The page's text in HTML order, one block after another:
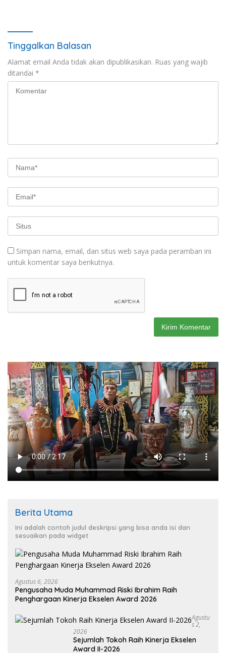
Tinggalkan Balasan
Alamat email Anda tidak akan dipublikasikan. Ruas yang wajib
ditandai *
Simpan nama, email, dan situs web saya pada peramban ini
untuk komentar saya berikutnya.
Berita Utama
Ini adalah contoh judul deskripsi yang bisa anda isi dan
sesuaikan pada widget
Agustus 6, 2026
Pengusaha Muda Muhammad Riski Ibrahim Raih
Penghargaan Kinerja Ekselen Award 2026
Agustu
S 2,
2026
Sejumlah Tokoh Raih Kinerja Ekselen
Award II-2026